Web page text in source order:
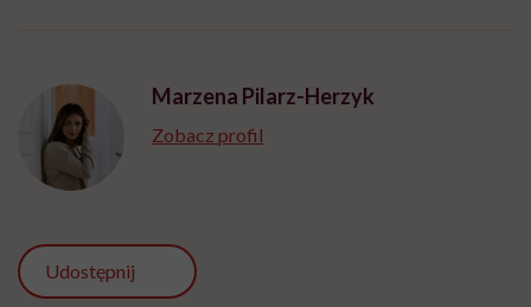
Marzena Pilarz-Herzyk
Zobacz profil
Udostępnij